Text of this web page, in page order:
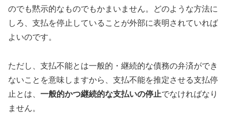
のでも黙示的なものでもかまいません。どのような方法に
しろ、支払を停止していることが外部に表明されていれば
よいのです。
ただし、支払不能とは一般的・継続的な債務の弁済ができ
ないことを意味しますから、支払不能を推定させる支払停
止とは、 一般的かつ継続的な支払いの停止でなければなり
ません。